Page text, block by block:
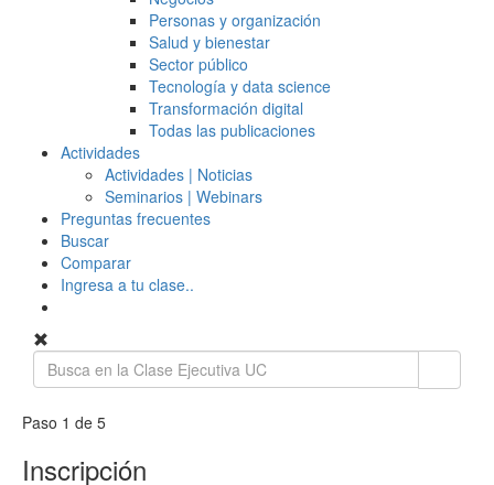
Personas y organización
Salud y bienestar
Sector público
Tecnología y data science
Transformación digital
Todas las publicaciones
Actividades
Actividades | Noticias
Seminarios | Webinars
Preguntas frecuentes
Buscar
Comparar
Ingresa a tu clase..
Paso 1 de 5
Inscripción